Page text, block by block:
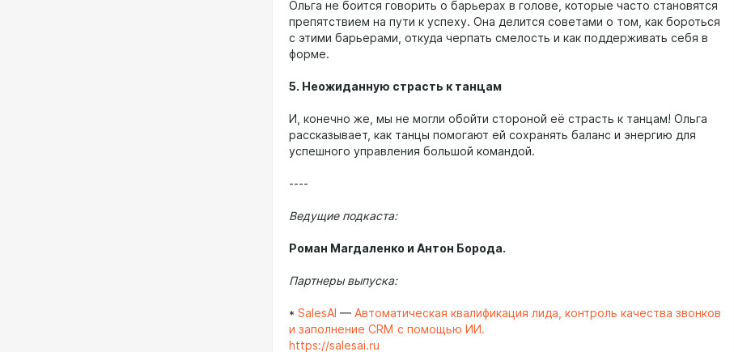
Ольга не боится говорить о барьерах в голове, которые часто становятся
препятствием на пути к успеху. Она делится советами о том, как бороться
с этими барьерами, откуда черпать смелость и как поддерживать себя в
форме.
5. Неожиданную страсть к танцам
И, конечно же, мы не могли обойти стороной её страсть к танцам! Ольга
рассказывает, как танцы помогают ей сохранять баланс и энергию для
успешного управления большой командой.
----
Ведущие подкаста:
Роман Магдаленко и Антон Борода.
Партнеры выпуска:
* SalesAI — Автоматическая квалификация лида, контроль качества звонков
и заполнение CRM с помощью ИИ.
https://salesai.ru